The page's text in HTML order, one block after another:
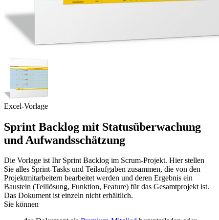
Excel-Vorlage
Sprint Backlog mit Statusüberwachung
und Aufwandsschätzung
Die Vorlage ist Ihr Sprint Backlog im Scrum-Projekt. Hier stellen
Sie alles Sprint-Tasks und Teilaufgaben zusammen, die von den
Projektmitarbeitern bearbeitet werden und deren Ergebnis ein
Baustein (Teillösung, Funktion, Feature) für das Gesamtprojekt ist.
Das Dokument ist einzeln nicht erhältlich.
Sie können